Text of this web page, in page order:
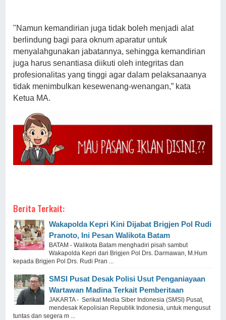
"Namun kemandirian juga tidak boleh menjadi alat
berlindung bagi para oknum aparatur untuk
menyalahgunakan jabatannya, sehingga kemandirian
juga harus senantiasa diikuti oleh integritas dan
profesionalitas yang tinggi agar dalam pelaksanaanya
tidak menimbulkan kesewenang-wenangan,” kata
Ketua MA.
Berita Terkait:
Wakapolda Kepri Kini Dijabat Brigjen Pol Rudi
Pranoto, Ini Pesan Walikota Batam
BATAM - Walikota Batam menghadiri pisah sambut
Wakapolda Kepri dari Brigjen Pol Drs. Darmawan, M.Hum
kepada Brigjen Pol Drs. Rudi Pran ...
SMSI Pusat Desak Polisi Usut Penganiayaan
Wartawan Madina Terkait Pemberitaan
JAKARTA - Serikat Media Siber Indonesia (SMSI) Pusat,
mendesak Kepolisian Republik Indonesia, untuk mengusut
tuntas dan segera m ...